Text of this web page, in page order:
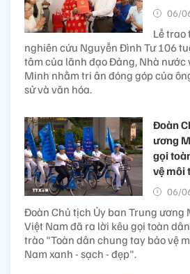
06/
Lễ trao
nghiên cứu Nguyễn Đình Tư 106
tâm của lãnh đạo Đảng, Nhà nước
Minh nhằm tri ân đóng góp của
sử và văn hóa.
Đoàn
ương
gọi
vệ môi
06/
Đoàn Chủ tịch Ủy ban Trung ương
Việt Nam đã ra lời kêu gọi toàn
trào "Toàn dân chung tay bảo vệ
Nam xanh - sạch - đẹp".